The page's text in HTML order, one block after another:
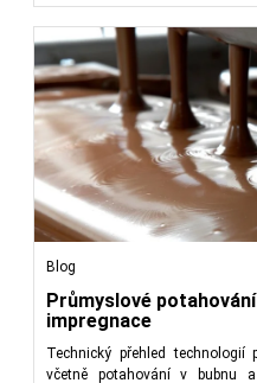
Blog
Průmyslové
impregnace
Technický přehled technologií
včetně potahování v bubnu